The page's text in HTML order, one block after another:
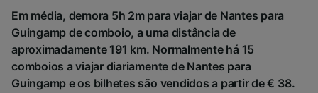
Em média, demora 5h 2m para viajar de Nantes para
Guingamp de comboio, a uma distância de
aproximadamente 191 km. Normalmente há 15
comboios a viajar diariamente de Nantes para
Guingamp e os bilhetes são vendidos a partir de € 38.